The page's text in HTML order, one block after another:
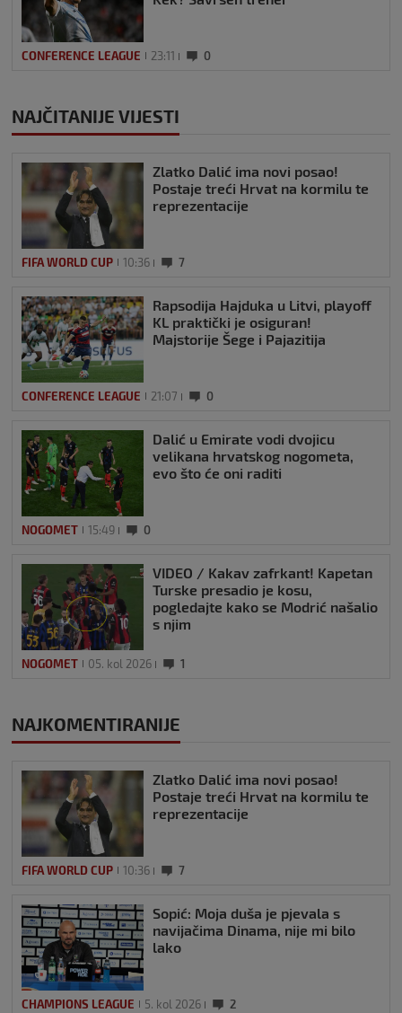
CONFERENCE LEAGUE 23:11 0
NAJČITANIJE VIJESTI
Zlatko Dalić ima novi posao!
Postaje treći Hrvat na kormilu te
reprezentacije
FIFA WORLD CUP 10:36 7
Rapsodija Hajduka u Litvi, playoff
KL praktički je osiguran!
Majstorije Šege i Pajazitija
CONFERENCE LEAGUE 21:07 0
Dalić u Emirate vodi dvojicu
velikana hrvatskog nogometa,
evo što će oni raditi
NOGOMET 15:49 0
VIDEO / Kakav zafrkant! Kapetan
Turske presadio je kosu,
pogledajte kako se Modrić našalio
s njim
NOGOMET 05. kol 2026 1
NAJKOMENTIRANIJE
Zlatko Dalić ima novi posao!
Postaje treći Hrvat na kormilu te
reprezentacije
FIFA WORLD CUP 10:36 7
Sopić: Moja duša je pjevala s
navijačima Dinama, nije mi bilo
lako
CHAMPIONS LEAGUE 5. kol 2026 2